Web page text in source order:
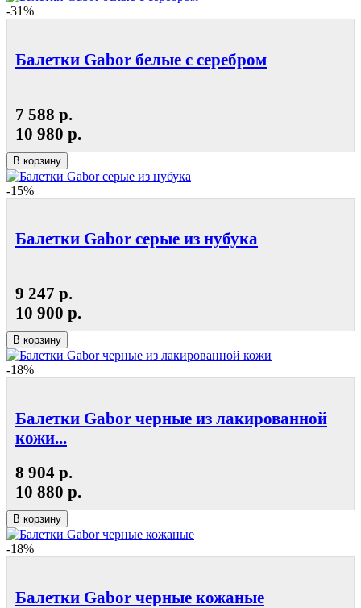
-31%
Балетки Gabor белые с серебром
7 588 р.
10 980 р.
В корзину
-15%
Балетки Gabor серые из нубука
9 247 р.
10 900 р.
В корзину
-18%
Балетки Gabor черные из лакированной
кожи...
8 904 р.
10 880 р.
В корзину
-18%
Балетки Gabor черные кожаные